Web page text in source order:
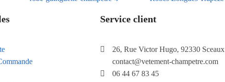
Service client
26, Rue Victor Hugo, 92330 Sceaux
contact@vetement-champetre.com
06 44 67 83 45